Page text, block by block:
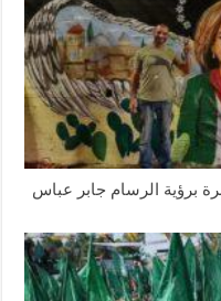
برؤية الرسام جابر عباس